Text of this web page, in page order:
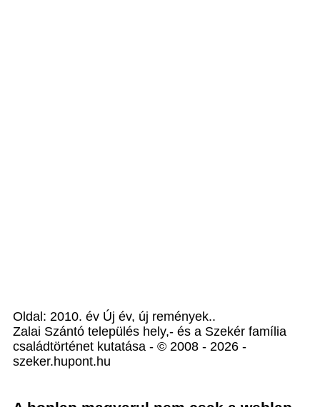
Oldal: 2010. év Új év, új remények..
Zalai Szántó település hely,- és a Szekér família
családtörténet kutatása - © 2008 - 2026 -
szeker.hupont.hu